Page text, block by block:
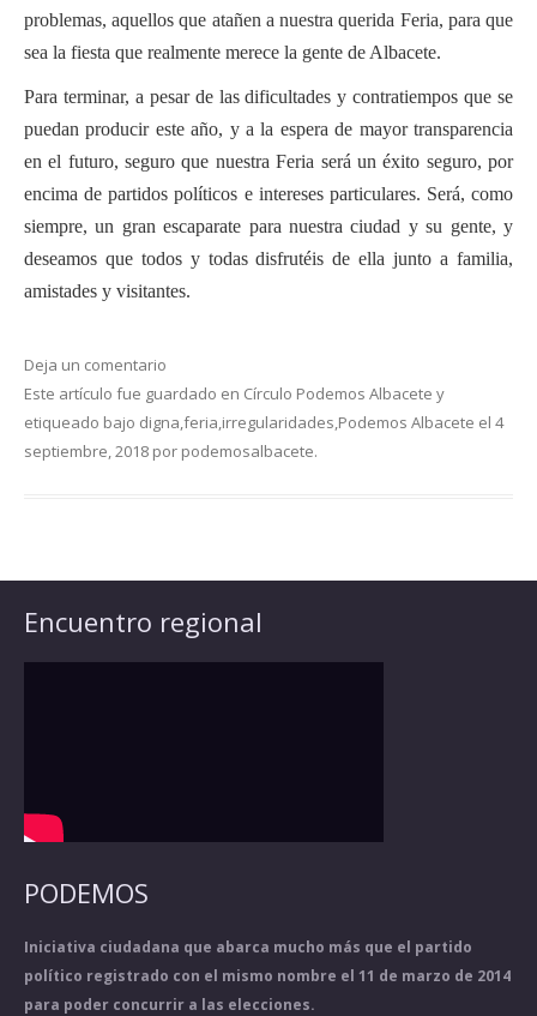
problemas, aquellos que atañen a nuestra querida Feria, para que
sea la fiesta que realmente merece la gente de Albacete.
Para terminar, a pesar de las dificultades y contratiempos que se
puedan producir este año, y a la espera de mayor transparencia
en el futuro, seguro que nuestra Feria será un éxito seguro, por
encima de partidos políticos e intereses particulares. Será, como
siempre, un gran escaparate para nuestra ciudad y su gente, y
deseamos que todos y todas disfrutéis de ella junto a familia,
amistades y visitantes.
Deja un comentario
Este artículo fue guardado en Círculo Podemos Albacete y
etiqueado bajo digna,feria,irregularidades,Podemos Albacete el 4
septiembre, 2018 por podemosalbacete.
Encuentro regional
PODEMOS
Iniciativa ciudadana que abarca mucho más que el partido
político registrado con el mismo nombre el 11 de marzo de 2014
para poder concurrir a las elecciones.